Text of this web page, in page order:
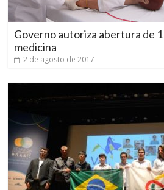
Governo autoriza abertura de
medicina
2 de agosto de 2017